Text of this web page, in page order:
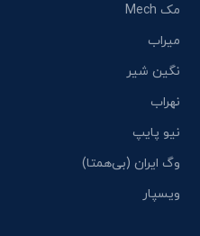
مک Mech
میراب
نگین شیر
نهراب
نیو پایپ
وگ ایران (بی‌همتا)
ویسپار